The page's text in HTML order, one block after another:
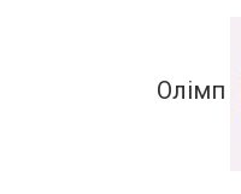
Олімп